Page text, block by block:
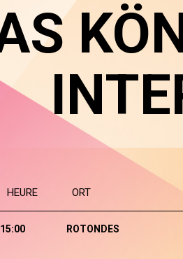
HEURE ORT
15:00 ROTONDES